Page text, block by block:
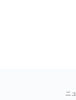
ニ